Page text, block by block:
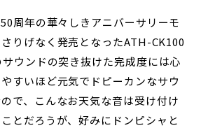
周年の華々しきアニバーサリーモ
りげなく発売となったATH-CK100
ウンドの突き抜けた完成度には心
すいほど元気でドピーカンなサウ
で、こんなお天気な音は受け付け
とだろうが、好みにドンピシャと